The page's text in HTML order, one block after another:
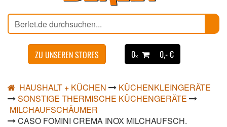
ZU UNSEREN STORES 0ₓ 0,- €
HAUSHALT + KÜCHEN
KÜCHENKLEINGERÄTE
SONSTIGE THERMISCHE KÜCHENGERÄTE
MILCHAUFSCHÄUMER
CASO FOMINI CREMA INOX MILCHAUFSCH.